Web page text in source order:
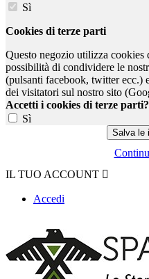
Sì
Cookies di terze parti
Questo negozio utilizza cookies
possibilità di condividere le
(pulsanti facebook, twitter ecc.)
dei visitatori sul nostro sito
Accetti i cookies di terze parti?
Sì
IL TUO ACCOUNT 
Accedi